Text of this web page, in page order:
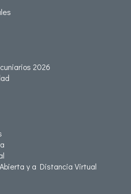
2026
y a Distancia Virtual